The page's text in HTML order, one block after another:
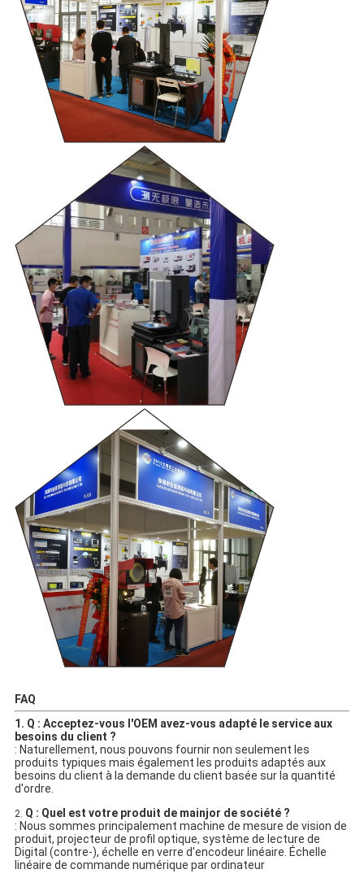
FAQ
1. Q : Acceptez-vous l'OEM avez-vous adapté le service aux
besoins du client ?
: Naturellement, nous pouvons fournir non seulement les
produits typiques mais également les produits adaptés aux
besoins du client à la demande du client basée sur la quantité
d'ordre.
2. Q : Quel est votre produit de mainjor de société ?
: Nous sommes principalement machine de mesure de vision de
produit, projecteur de profil optique, système de lecture de
Digital (contre-), échelle en verre d'encodeur linéaire. Échelle
linéaire de commande numérique par ordinateur